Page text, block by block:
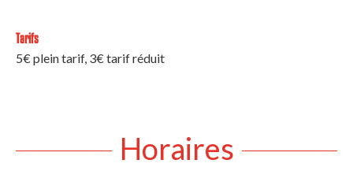
Tarifs
5€ plein tarif, 3€ tarif réduit
Horaires